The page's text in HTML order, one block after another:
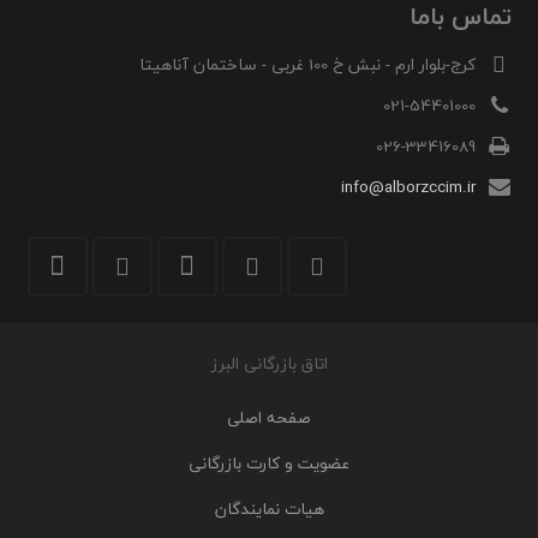
تماس باما
کرج-بلوار ارم - نبش خ 100 غربی - ساختمان آناهیتا
021-54401000
026-33416089
info@alborzccim.ir
اتاق بازرگانی البرز
صفحه اصلی
عضویت و کارت بازرگانی
هیات نمایندگان